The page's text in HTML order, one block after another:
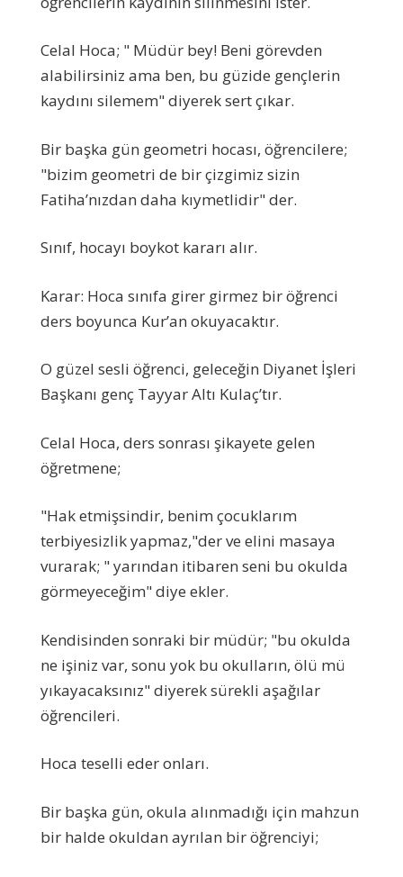
Celal Hoca; " Müdür bey! Beni görevden
alabilirsiniz ama ben, bu güzide gençlerin
kaydını silemem" diyerek sert çıkar.
Bir başka gün geometri hocası, öğrencilere;
"bizim geometri de bir çizgimiz sizin
Fatiha’nızdan daha kıymetlidir" der.
Sınıf, hocayı boykot kararı alır.
Karar: Hoca sınıfa girer girmez bir öğrenci
ders boyunca Kur’an okuyacaktır.
O güzel sesli öğrenci, geleceğin Diyanet İşleri
Başkanı genç Tayyar Altı Kulaç’tır.
Celal Hoca, ders sonrası şikayete gelen
öğretmene;
"Hak etmişsindir, benim çocuklarım
terbiyesizlik yapmaz,"der ve elini masaya
vurarak; " yarından itibaren seni bu okulda
görmeyeceğim" diye ekler.
Kendisinden sonraki bir müdür; "bu okulda
ne işiniz var, sonu yok bu okulların, ölü mü
yıkayacaksınız" diyerek sürekli aşağılar
öğrencileri.
Hoca teselli eder onları.
Bir başka gün, okula alınmadığı için mahzun
bir halde okuldan ayrılan bir öğrenciyi;